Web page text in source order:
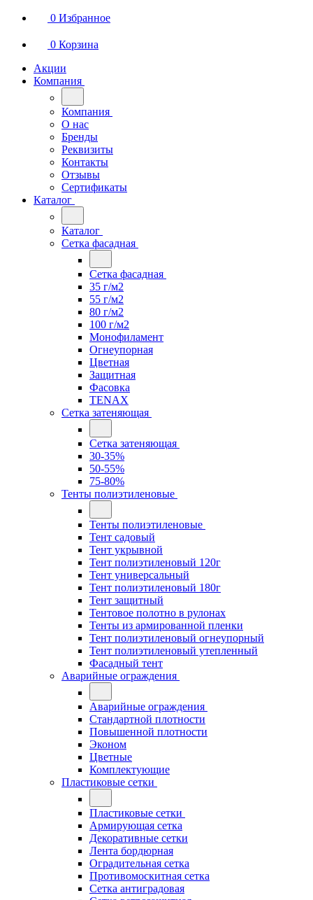
0 Избранное
0 Корзина
Акции
Компания
Компания
О нас
Бренды
Реквизиты
Контакты
Отзывы
Сертификаты
Каталог
Каталог
Сетка фасадная
Сетка фасадная
35 г/м2
55 г/м2
80 г/м2
100 г/м2
Монофиламент
Огнеупорная
Цветная
Защитная
Фасовка
TENAX
Сетка затеняющая
Сетка затеняющая
30-35%
50-55%
75-80%
Тенты полиэтиленовые
Тенты полиэтиленовые
Тент садовый
Тент укрывной
Тент полиэтиленовый 120г
Тент универсальный
Тент полиэтиленовый 180г
Тент защитный
Тентовое полотно в рулонах
Тенты из армированной пленки
Тент полиэтиленовый огнеупорный
Тент полиэтиленовый утепленный
Фасадный тент
Аварийные ограждения
Аварийные ограждения
Стандартной плотности
Повышенной плотности
Эконом
Цветные
Комплектующие
Пластиковые сетки
Пластиковые сетки
Армирующая сетка
Декоративные сетки
Лента бордюрная
Оградительная сетка
Противомоскитная сетка
Сетка антиградовая